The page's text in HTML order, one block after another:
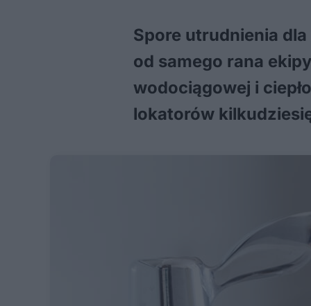
Spore utrudnienia
od samego rana
wodociągowej i
lokatorów